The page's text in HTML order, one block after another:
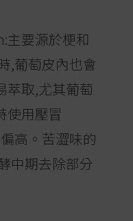
主要源於梗和
,葡萄皮內也會
萃取,尤其葡萄
使用壓冒
高。苦澀味的
中期去除部分